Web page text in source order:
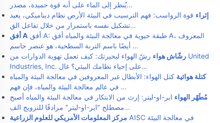
يُنظر إلى الماء على أنه قوة حميدة، مصدر…
إثراء قوة الرواسب: فهم الترسيب في البيئة الأرض نظام ديناميكي، يعيد
تشكيل نفسه باستمرار من خلال تفاعل الق…
أفق A
أيضًا باسم التربة السطحية، هو عنصر حاسم …
رشّاش هواء رشّ الهواء لبحيرتك: كيف تعمل تهوية الدوارات من United
Industries, Inc. على إحياء نظامك البيئي؟ غال…
كتلة هوائية كتل الهواء: الأبطال غير المعروفين في معالجة البيئة والمياه
في عالم معالجة البيئة والمياه، فإن فهم …
مُطَهّر الهواء اير-او-ليتر: إرث من الابتكار في معالجة البيئة والمياه أصبح
مصطلح "اير-او-ليتر" مرادفًا للترويح الف…
مركز المعلومات الأمريكي للعلوم الزراعية AISC في معالجة البيئة